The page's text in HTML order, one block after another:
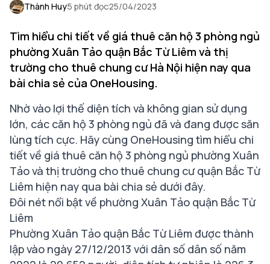
Thành Huy5 phút đọc25/04/2023
Tìm hiểu chi tiết về giá thuê căn hộ 3 phòng ngủ
phường Xuân Tảo quận Bắc Từ Liêm và thị
trường cho thuê chung cư Hà Nội hiện nay qua
bài chia sẻ của OneHousing.
Nhờ vào lợi thế diện tích và không gian sử dụng
lớn, các căn hộ 3 phòng ngủ đã và đang được săn
lùng tích cực. Hãy cùng OneHousing tìm hiểu chi
tiết về giá thuê căn hộ 3 phòng ngủ phường Xuân
Tảo và thị trường cho thuê chung cư quận Bắc Từ
Liêm hiện nay qua bài chia sẻ dưới đây.
Đôi nét nổi bật về phường Xuân Tảo quận Bắc Từ
Liêm
Phường Xuân Tảo quận Bắc Từ Liêm được thành
lập vào ngày 27/12/2013 với dân số dân số năm